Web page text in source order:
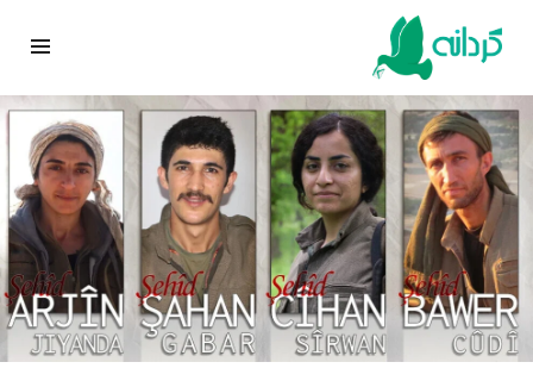
Skip
content